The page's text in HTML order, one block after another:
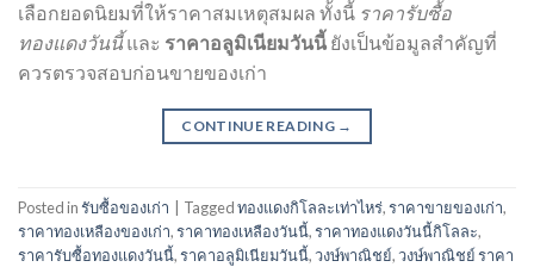
เลือกยอดนิยมที่ให้ราคาสมเหตุสมผล ทั้งนี้ ราคารับซื้อ
ทองแดงวันนี้และ ราคาอลูมิเนียมวันนี้ ยังเป็นข้อมูลสำคัญที่
ควรตรวจสอบก่อนขายของเก่า
CONTINUE READING →
Posted inรับซื้อของเก่า Taggedทองแดงกิโลละเท่าไหร่,ราคาขายของเก่า,
ราคาทองเหลืองของเก่า,ราคาทองเหลืองวันนี้,ราคาทองแดงวันนี้กิโลละ,
ราคารับซื้อทองแดงวันนี้,ราคาอลูมิเนียมวันนี้,วงษ์พาณิชย์,วงษ์พาณิชย์ ราคา